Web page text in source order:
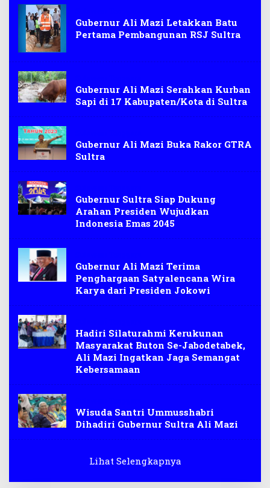
Gubernur Ali Mazi Letakkan Batu
Pertama Pembangunan RSJ Sultra
Gubernur Ali Mazi Serahkan Kurban
Sapi di 17 Kabupaten/Kota di Sultra
Gubernur Ali Mazi Buka Rakor GTRA
Sultra
Gubernur Sultra Siap Dukung
Arahan Presiden Wujudkan
Indonesia Emas 2045
Gubernur Ali Mazi Terima
Penghargaan Satyalencana Wira
Karya dari Presiden Jokowi
Hadiri Silaturahmi Kerukunan
Masyarakat Buton Se-Jabodetabek,
Ali Mazi Ingatkan Jaga Semangat
Kebersamaan
Wisuda Santri Ummusshabri
Dihadiri Gubernur Sultra Ali Mazi
Lihat Selengkapnya